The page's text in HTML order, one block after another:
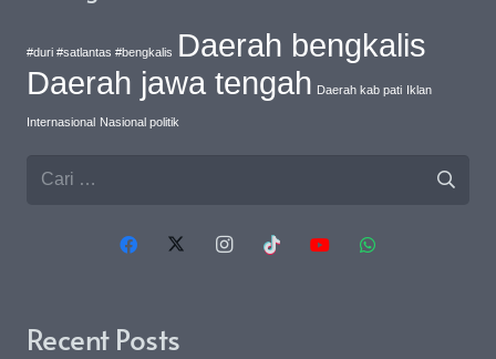
Recent Posts
#duri #satlantas #bengkalis Daerah bengkalis
Daerah jawa tengah Daerah kab pati Iklan
Internasional Nasional politik
Cari